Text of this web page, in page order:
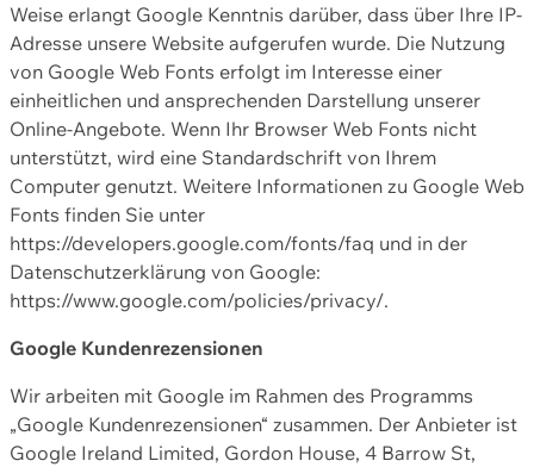
Weise erlangt Google Kenntnis darüber, dass über Ihre IP-
Adresse unsere Website aufgerufen wurde. Die Nutzung
von Google Web Fonts erfolgt im Interesse einer
einheitlichen und ansprechenden Darstellung unserer
Online-Angebote. Wenn Ihr Browser Web Fonts nicht
unterstützt, wird eine Standardschrift von Ihrem
Computer genutzt. Weitere Informationen zu Google Web
Fonts finden Sie unter
https://developers.google.com/fonts/faq und in der
Datenschutzerklärung von Google:
https://www.google.com/policies/privacy/.
Google Kundenrezensionen
Wir arbeiten mit Google im Rahmen des Programms
„Google Kundenrezensionen“ zusammen. Der Anbieter ist
Google Ireland Limited, Gordon House, 4 Barrow St,